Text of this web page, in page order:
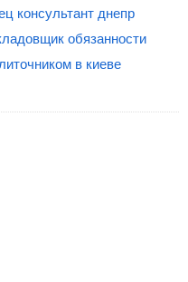
консультант днепр
обязанности
в киеве